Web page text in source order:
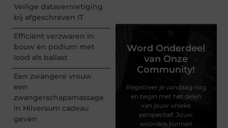
Veilige datavernietiging
bij afgeschreven IT
Efficiënt verzwaren in
bouw en podium met
lood als ballast
Een zwangere vrouw
een
zwangerschapsmassage
in Hilversum cadeau
geven
Word Onderdeel
van Onze
Community!
Registreer je vandaag nog
en begin met het delen
van jouw unieke
perspectief. Jouw
woorden kunnen